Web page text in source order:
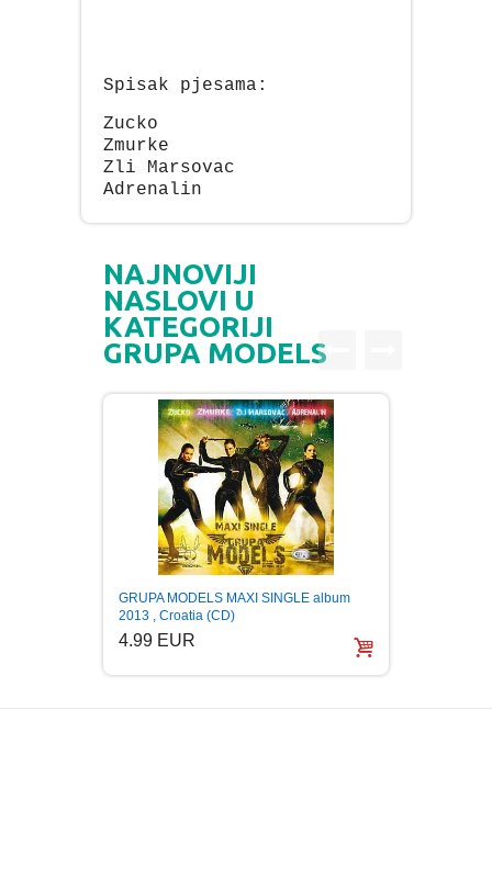
Spisak pjesama:
Zucko
Zmurke
Zli Marsovac
Adrenalin
NAJNOVIJI
NASLOVI U
KATEGORIJI
GRUPA MODELS
GRUPA MODELS MAXI SINGLE album
2013 , Croatia (CD)
4.99 EUR